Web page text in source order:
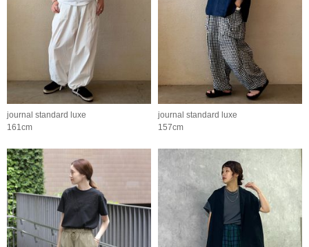
journal standard luxe
161cm
journal standard luxe
157cm